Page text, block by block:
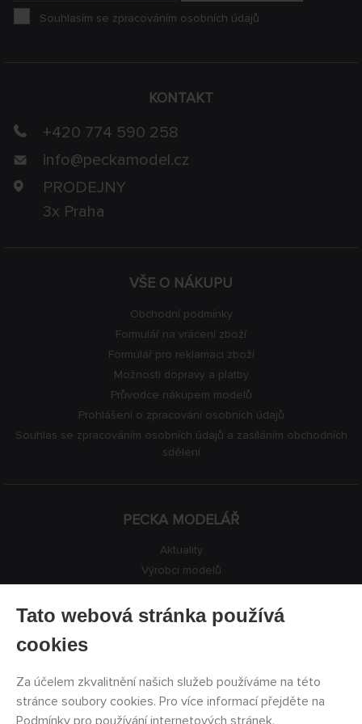
VŠE O NÁKUPU
Obchodní podmínky
Formulář na vrácení zboží
Formulář pro reklamaci zboží
Možnosti dopravy a platby
Průvodce nákupem modelů
Prohlášení o zpracování osobních údajů
Souhlas se zpracováním osobních údajů a zasíláním obchodních
sdělení
PECKA MODELÁŘ
Aktuality
Výrobci modelů
Kontakty
KONTAKT
+420 774 590 258
info@peckamodel.cz
PRODEJNY
3x Praha
Souhlasím se zpracováním osobních údajů
Tato webová stránka používá
cookies
Za účelem zkvalitnění našich služeb používáme na této
stránce soubory cookies. Pro více informací přejděte na
Podmínky pro používání internetových stránek.